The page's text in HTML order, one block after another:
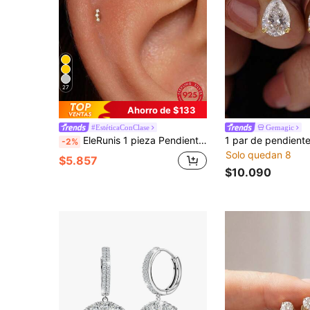
27
Ahorro de $133
#EstéticaConClase
-2% EleRunis 1 pieza Pendientes de plata de ley 925 con engaste de garra, pendientes de perforación de oreja/cartílago/hélix chapados en oro de 18K, joyería hipoalergénica, adecuada para uso diario, bodas, fiestas y compromisos de mujeres y niñas
$5.857
Gemagic
Solo quedan 8
$10.090